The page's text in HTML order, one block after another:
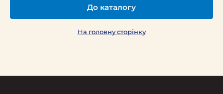
До каталогу
На головну сторінку